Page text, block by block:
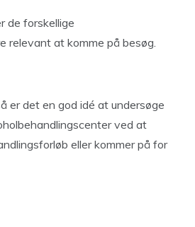
de forskellige
relevant at komme på besøg.
er det en god idé at undersøge
ved at
eller kommer på for